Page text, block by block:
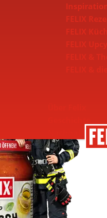
FELIX
FELIX
FELIX
Nachhaltigkeit